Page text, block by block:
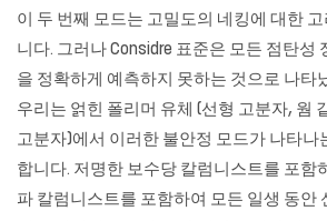
이 두 번째 모드는 고밀도의 네킹에 대한
니다. 그러나 Considre 표준은 모든 점탄성
을 정확하게 예측하지 못하는 것으로 나타
우리는 얽힌 폴리머 유체 (선형 고분자, 웜
고분자)에서 이러한 불안정 모드가 나타나
합니다. 저명한 보수당 칼럼니스트를 포함
파 칼럼니스트를 포함하여 모든 일생 동안